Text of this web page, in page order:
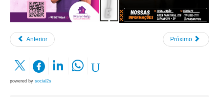
Anterior Próximo
powered by social2s